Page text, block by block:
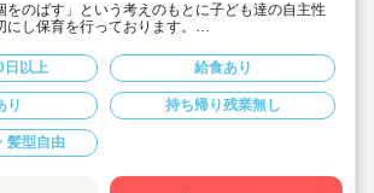
のばす」という考えのもとに子ども達の自主性
にし保育を行っております。
配慮した範囲での髪色自由です♪
入により残業経験取り組み行っており、持ち帰り
りません♪
名の為じっくり子ども達と関わる事ができます♪
食ありでお昼の準備いりません♪
日以上 給食あり
り 持ち帰り残業無し
髪型自由